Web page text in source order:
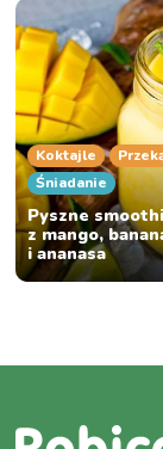
Koktajle
Śniadanie
Pyszne
z mango,
i ananasa